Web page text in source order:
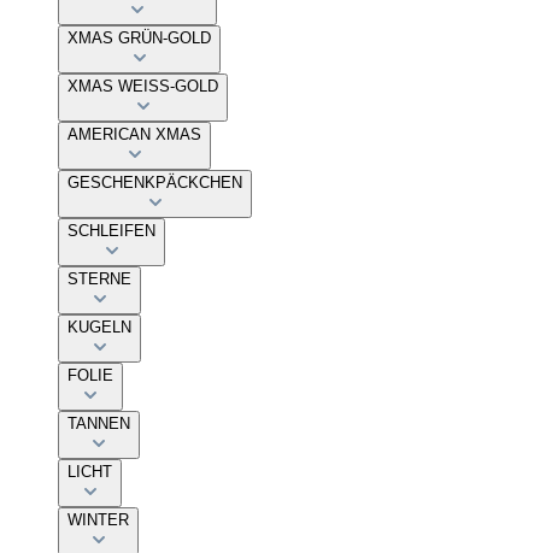
XMAS GRÜN-GOLD
XMAS WEISS-GOLD
AMERICAN XMAS
GESCHENKPÄCKCHEN
SCHLEIFEN
STERNE
KUGELN
FOLIE
TANNEN
LICHT
WINTER